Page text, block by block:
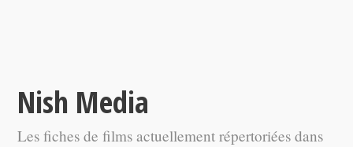
Nish Media
Les fiches de films actuellement répertoriées dans